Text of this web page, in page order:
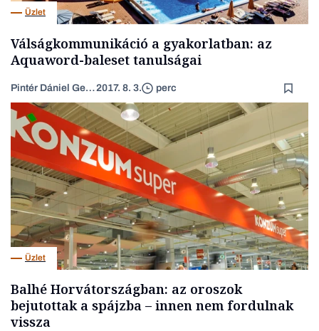
Üzlet
Válságkommunikáció a gyakorlatban: az
Aquaword-baleset tanulságai
Pintér Dániel Gergő 2017. 8. 3. perc
Üzlet
Balhé Horvátországban: az oroszok
bejutottak a spájzba – innen nem fordulnak
vissza